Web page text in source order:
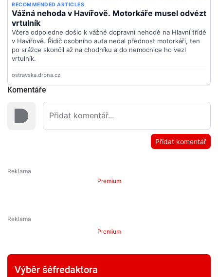
Komentáře
Přidat komentář
Premium
Premium
Výběr šéfredaktora